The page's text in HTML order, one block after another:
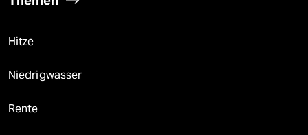
Hitze
Niedrigwasser
Rente